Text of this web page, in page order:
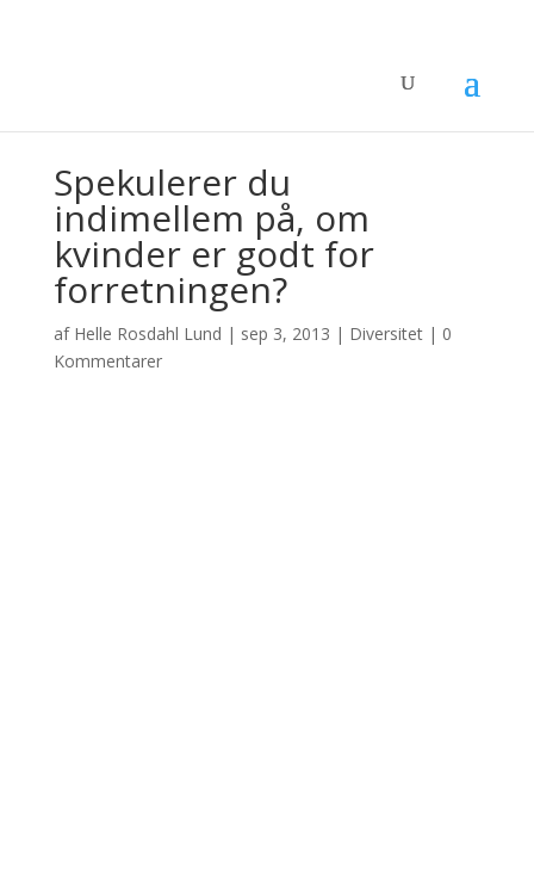
Spekulerer du
indimellem på, om
kvinder er godt for
forretningen?
af Helle Rosdahl Lund | sep 3, 2013 | Diversitet| 0
Kommentarer